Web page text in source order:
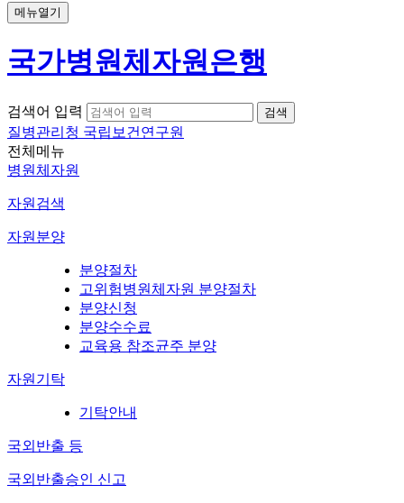
메뉴열기
국가병원체자원은행
검색어 입력
질병관리청 국립보건연구원
전체메뉴
병원체자원
자원검색
자원분양
분양절차
고위험병원체자원 분양절차
분양신청
분양수수료
교육용 참조균주 분양
자원기탁
기탁안내
국외반출 등
국외반출승인 신고